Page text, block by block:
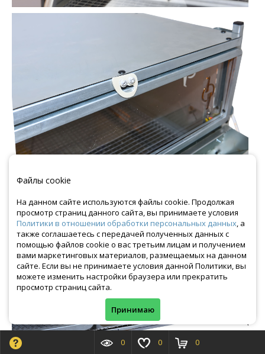
0 0 0
Файлы cookie
На данном сайте используются файлы cookie. Продолжая
просмотр страниц данного сайта, вы принимаете условия
Политики в отношении обработки персональных данных, а
также соглашаетесь с передачей полученных данных с
помощью файлов cookie о вас третьим лицам и получением
вами маркетинговых материалов, размещаемых на данном
сайте. Если вы не принимаете условия данной Политики, вы
можете изменить настройки браузера или прекратить
просмотр страниц сайта.
Принимаю